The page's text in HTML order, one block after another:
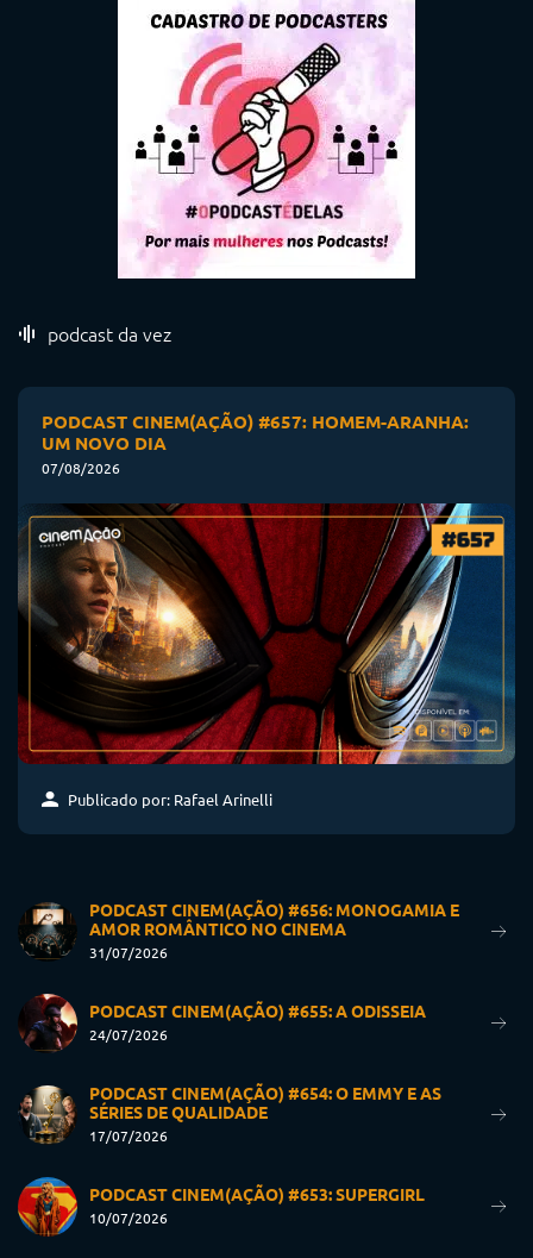
podcast da vez
PODCAST CINEM(AÇÃO) #657: HOMEM-ARANHA:
UM NOVO DIA
07/08/2026
Publicado por: Rafael Arinelli
PODCAST CINEM(AÇÃO) #656: MONOGAMIA E
AMOR ROMÂNTICO NO CINEMA
31/07/2026
PODCAST CINEM(AÇÃO) #655: A ODISSEIA
24/07/2026
PODCAST CINEM(AÇÃO) #654: O EMMY E AS
SÉRIES DE QUALIDADE
17/07/2026
PODCAST CINEM(AÇÃO) #653: SUPERGIRL
10/07/2026